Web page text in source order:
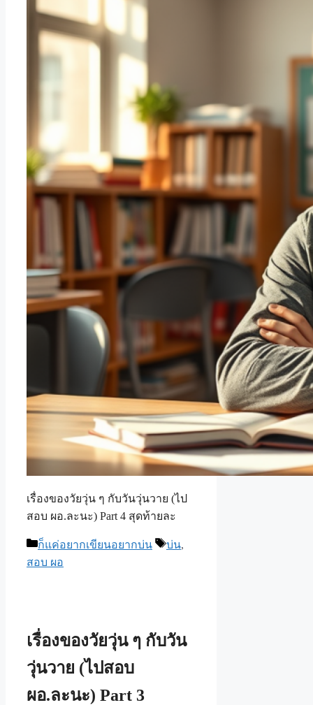
เรื่องของวัยวุ่น ๆ กับวันวุ่นวาย (ไป
สอบ ผอ.ละนะ) Part 4 สุดท้ายละ
Categories
ก็แค่อยากเขียนอยากบ่น Tags
บ่น,
สอบ ผอ
เรื่องของวัยวุ่น ๆ กับวัน
วุ่นวาย (ไปสอบ
ผอ.ละนะ) Part 3